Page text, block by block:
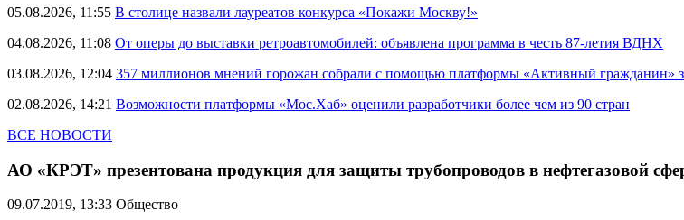
05.08.2026, 11:55 В столице назвали лауреатов конкурса «Покажи Москву!»
04.08.2026, 11:08 От оперы до выставки ретроавтомобилей: объявлена программа в честь 87-летия ВДНХ
03.08.2026, 12:04 357 миллионов мнений горожан собрали с помощью платформы «Активный гражданин»
02.08.2026, 14:21 Возможности платформы «Мос.Хаб» оценили разработчики более чем из 90 стран
ВСЕ НОВОСТИ
АО «КРЭТ» презентована продукция для защиты трубопроводов в нефтегазовой
09.07.2019, 13:33 Общество